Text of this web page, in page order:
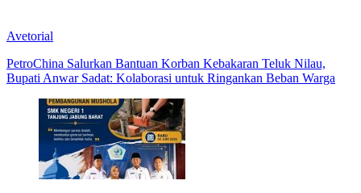
Avetorial
PetroChina Salurkan Bantuan Korban Kebakaran Teluk Nilau,
Bupati Anwar Sadat: Kolaborasi untuk Ringankan Beban Warga